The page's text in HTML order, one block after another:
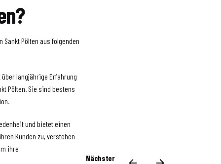
Pölten aus folgenden
über langjährige Erfahrung
Pölten. Sie sind bestens
und bietet einen
Kunden zu, verstehen
ihre Ziele zu erreichen.
Nächster